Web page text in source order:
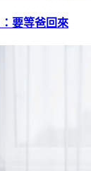
要等爸回來